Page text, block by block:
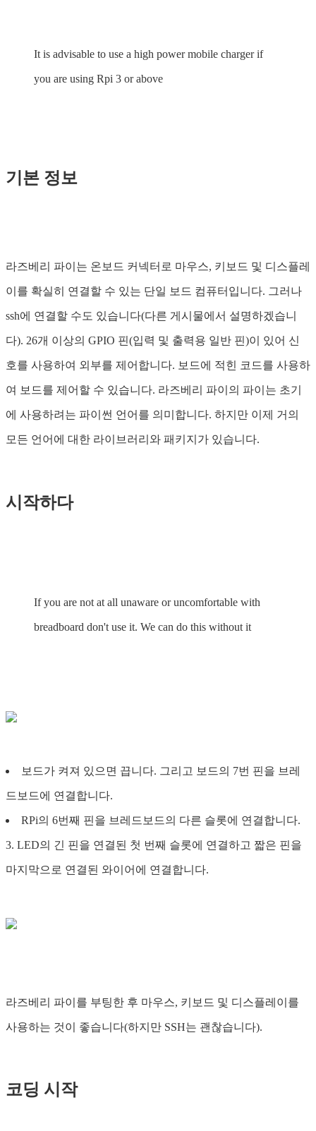
It is advisable to use a high power mobile charger if
you are using Rpi 3 or above
기본 정보
라즈베리 파이는 온보드 커넥터로 마우스, 키보드 및 디스플레
이를 확실히 연결할 수 있는 단일 보드 컴퓨터입니다. 그러나
ssh에 연결할 수도 있습니다(다른 게시물에서 설명하겠습니
다). 26개 이상의 GPIO 핀(입력 및 출력용 일반 핀)이 있어 신
호를 사용하여 외부를 제어합니다. 보드에 적힌 코드를 사용하
여 보드를 제어할 수 있습니다. 라즈베리 파이의 파이는 초기
에 사용하려는 파이썬 언어를 의미합니다. 하지만 이제 거의
모든 언어에 대한 라이브러리와 패키지가 있습니다.
시작하다
If you are not at all unaware or uncomfortable with
breadboard don't use it. We can do this without it
보드가 켜져 있으면 끕니다. 그리고 보드의 7번 핀을 브레
드보드에 연결합니다.
RPi의 6번째 핀을 브레드보드의 다른 슬롯에 연결합니다.
3. LED의 긴 핀을 연결된 첫 번째 슬롯에 연결하고 짧은 핀을
마지막으로 연결된 와이어에 연결합니다.
라즈베리 파이를 부팅한 후 마우스, 키보드 및 디스플레이를
사용하는 것이 좋습니다(하지만 SSH는 괜찮습니다).
코딩 시작